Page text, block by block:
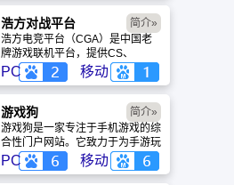
PlayStation、Xbox、Switch 等全
平台。凭借其深厚的历史积淀和活
跃的用户群体，A9VG 成为硬核玩
家交流心得、分享攻略的首选平台
之一。
浩方对战平台
浩方电竞平台（CGA）是中国老
牌游戏联机平台，提供CS、
War3、星际争霸等经典游戏的稳
定联机服务。重温DOTA1的激情
岁月，找回当年的战友。同时提供
最新CGA电竞赛事资讯及热门页
游入口，致敬中国电竞的黄金时
代。
PC 移动
简介»
游戏狗
游戏狗是一家专注于手机游戏的综
合性门户网站。它致力于为手游玩
家提供最新、最全的游戏资讯、攻
略、评测及视频等内容，是国内较
PC 移动
简介»